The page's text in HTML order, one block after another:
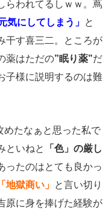
らわれてるしｗｗ。蔦
気にしてしまう」 と
干す喜三二。ところが
薬はただの”眠り薬”だ
子様に説明するのは難
めたなぁと思った私で
といねと
「色」の厳し
ったのはとても良かっ
「地獄商い」 と言い切り
原に身を捧げた経験が